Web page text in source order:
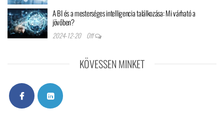
A BI és a mesterséges intelligencia találkozása: Mi várható a
jövőben?
2024-12-20 Off
KÖVESSEN MINKET